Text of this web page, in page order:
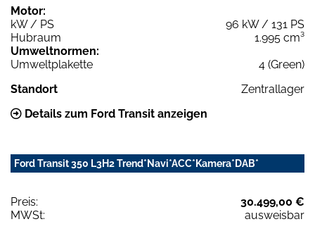
Motor:
kW / PS
96 kW / 131 PS
Hubraum
1.995 cm³
Umweltnormen:
Umweltplakette
4 (Green)
Standort
Zentrallager
Details zum Ford Transit anzeigen
Ford Transit 350 L3H2 Trend*Navi*ACC*Kamera*DAB*
Preis:
30.499,00 €
MWSt:
ausweisbar